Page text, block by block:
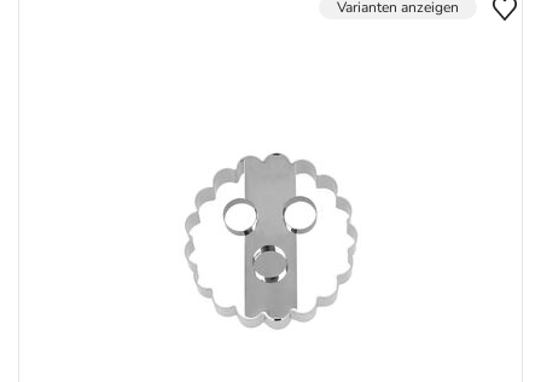
Varianten anzeigen